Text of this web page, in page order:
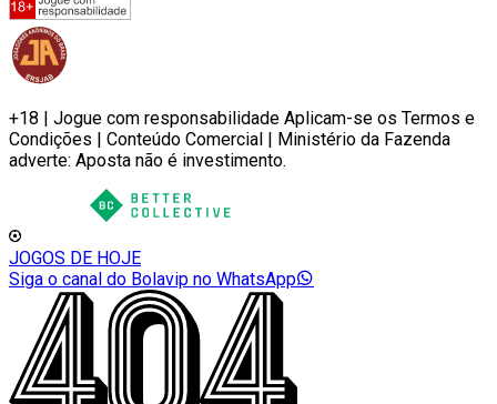
+18 | Jogue com responsabilidade Aplicam-se os Termos e
Condições | Conteúdo Comercial | Ministério da Fazenda
adverte: Aposta não é investimento.
JOGOS DE HOJE
Siga o canal do Bolavip no WhatsApp